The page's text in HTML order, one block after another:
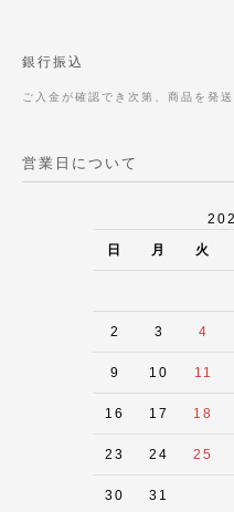
銀行振込
ご入金が確認でき次第、商品を発
営業日について
日 月 火
2 3 4
9 10 11
16 17 18
23 24 25
30 31